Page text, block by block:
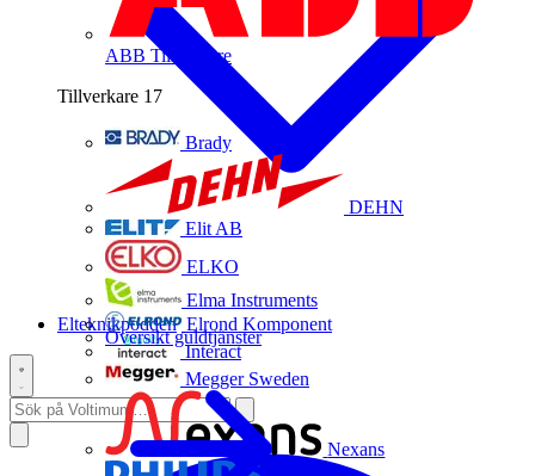
ABB Tillverkare
Tillverkare 17
Brady
DEHN
Elit AB
ELKO
Elma Instruments
Elrond Komponent
Interact
Megger Sweden
Nexans
Översikt guldtjänster
Elteknikpodden